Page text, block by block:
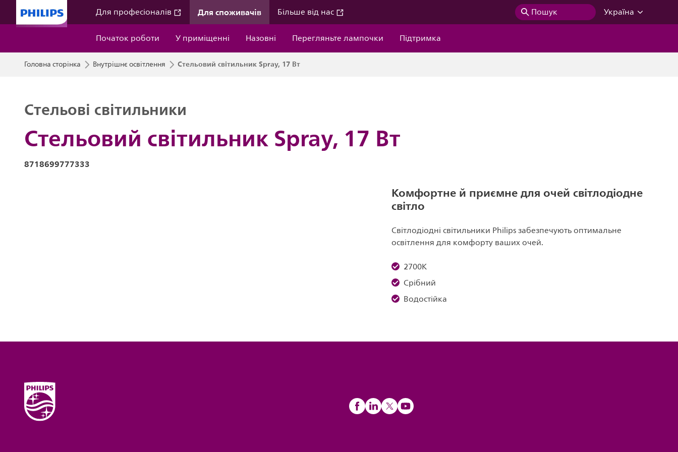
Для професіоналів Для споживачів Більше від нас Пошук
Україна
Початок роботи
У приміщенні Назовні Перегляньте лампочки Підтримка
Головна сторінка Внутрішнє освітлення Стельовий світильник Spray, 17 Вт
Стельовий світильник Spray, 17 Вт
Стельові світильники
8718699777333
Комфортне й приємне для очей світлодіодне
світло
Світлодіодні світильники Philips забезпечують оптимальне
освітлення для комфорту ваших очей.
2700K
Срібний
Водостійка